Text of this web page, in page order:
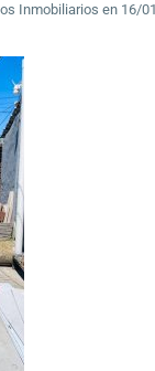
Inmobiliarios en 16/